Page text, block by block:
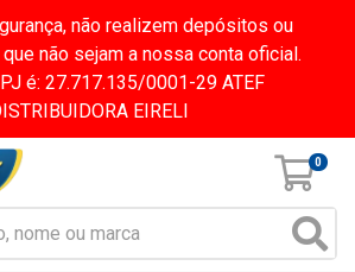
não realizem depósitos ou
não sejam a nossa conta oficial.
é: 27.717.135/0001-29 ATEF
EIRELI
0